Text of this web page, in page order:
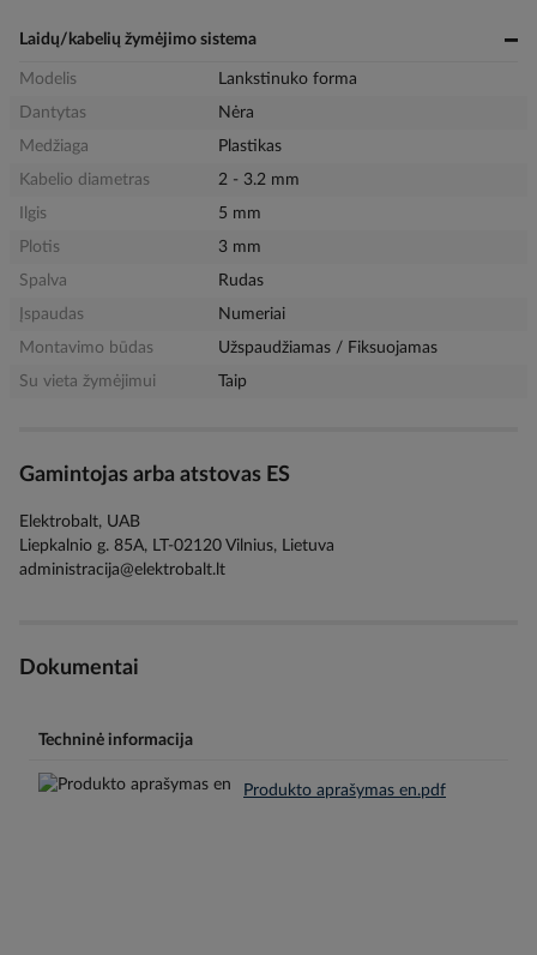
Laidų/kabelių žymėjimo sistema
Modelis
Lankstinuko forma
Dantytas
Nėra
Medžiaga
Plastikas
Kabelio diametras
2 - 3.2 mm
Ilgis
5 mm
Plotis
3 mm
Spalva
Rudas
Įspaudas
Numeriai
Montavimo būdas
Užspaudžiamas / Fiksuojamas
Su vieta žymėjimui
Taip
Gamintojas arba atstovas ES
Elektrobalt, UAB
Liepkalnio g. 85A, LT-02120 Vilnius, Lietuva
administracija@elektrobalt.lt
Dokumentai
Techninė informacija
Produkto aprašymas en.pdf